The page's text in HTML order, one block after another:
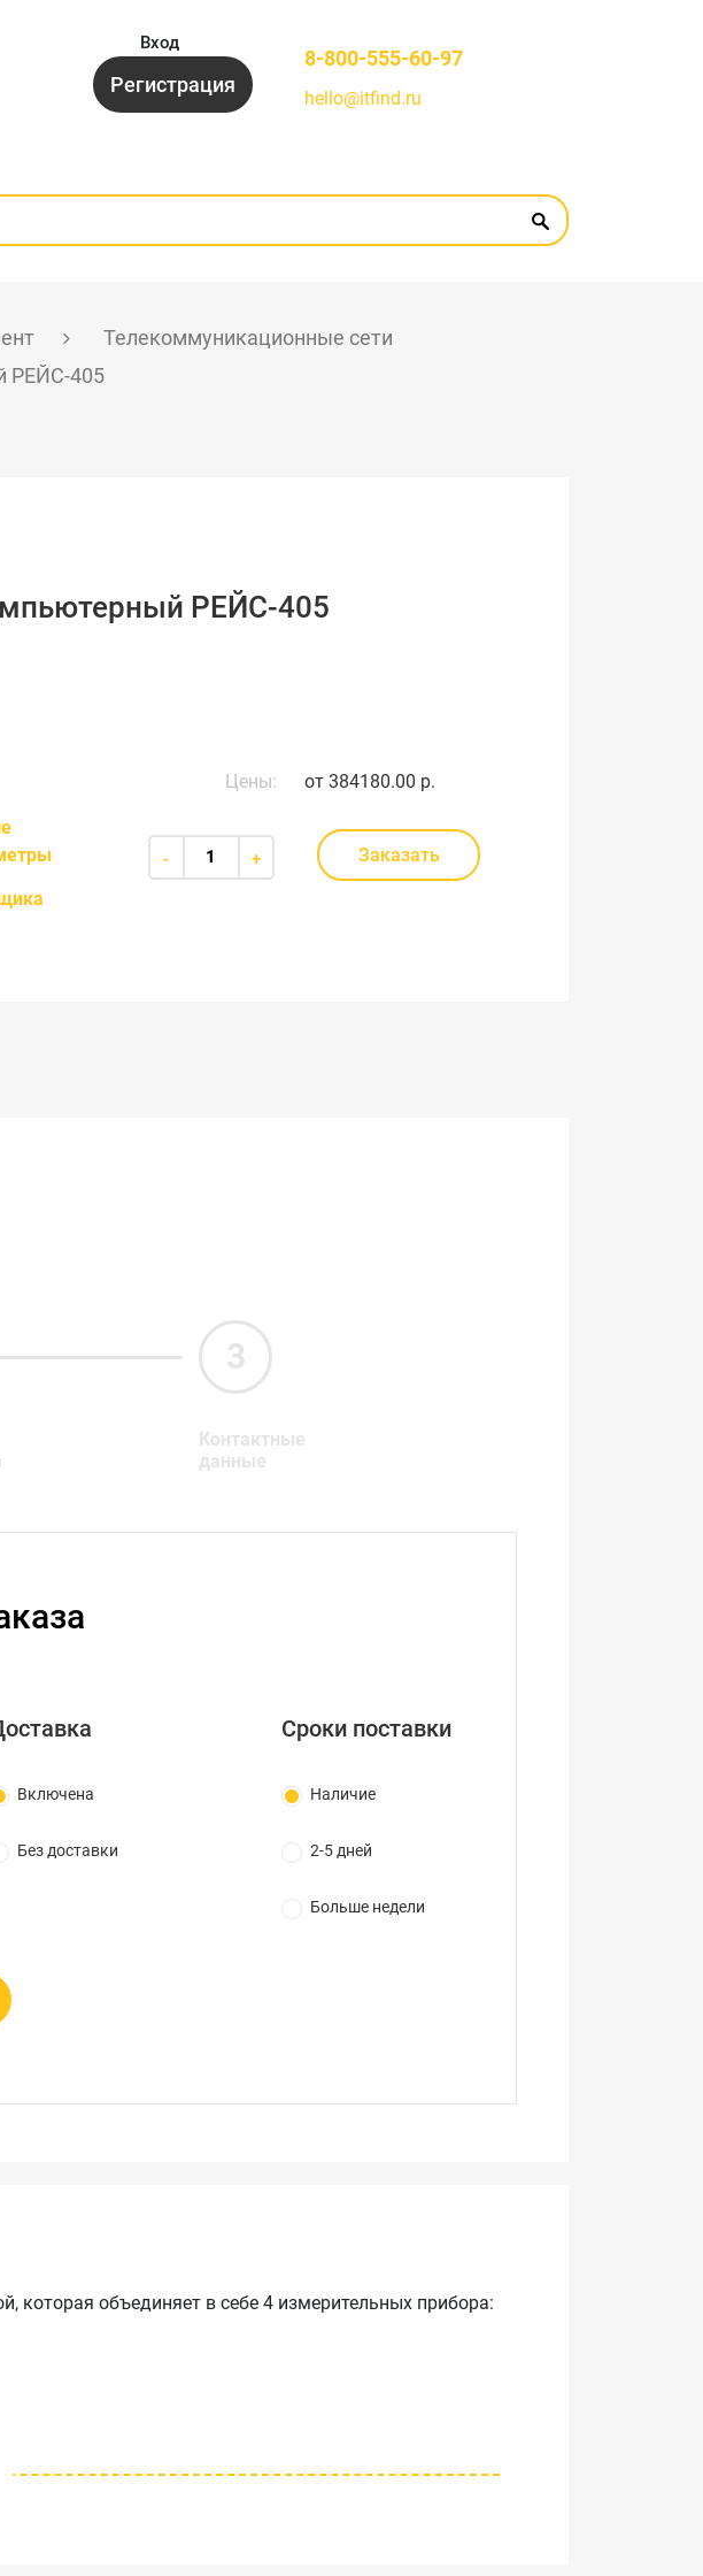
Вход
Регистрация
8-800-555-60-97
hello@itfind.ru
Телекоммуникационные сети
РЕЙС-405
РЕЙС-405
Цены: от 384180.00 р.
- + Заказать
которая объединяет в себе 4 измерительных прибора:
прибора «Рефлектометр РЕЙС-305», который получил
Контактные
данные
Включена
Без доставки
Сроки поставки
Наличие
2-5 дней
Больше недели